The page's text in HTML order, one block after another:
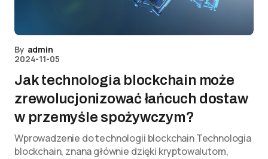
By admin
2024-11-05
Jak technologia blockchain może
zrewolucjonizować łańcuch dostaw
w przemyśle spożywczym?
Wprowadzenie do technologii blockchain Technologia
blockchain, znana głównie dzięki kryptowalutom,